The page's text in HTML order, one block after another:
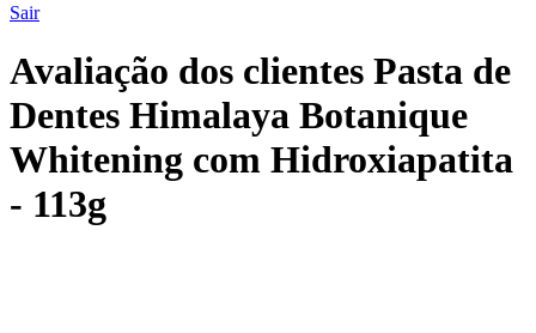
Sair
Avaliação dos clientes Pasta de
Dentes Himalaya Botanique
Whitening com Hidroxiapatita
- 113g